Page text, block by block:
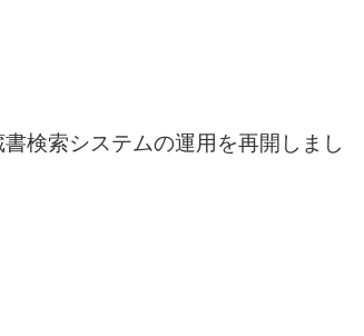
検索システムの運用を再開しまし